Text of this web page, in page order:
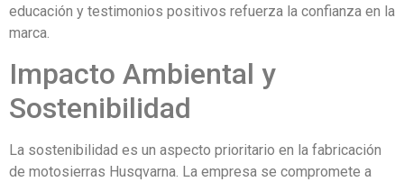
educación y testimonios positivos refuerza la confianza en la
marca.
Impacto Ambiental y
Sostenibilidad
La sostenibilidad es un aspecto prioritario en la fabricación
de motosierras Husqvarna. La empresa se compromete a